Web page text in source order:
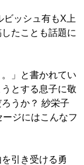
ッシュ有もX上
たことも話題に
」と書かれてい
とする息子に敬
うか？ 紗栄子
ジにはこんなフ
引き受ける勇